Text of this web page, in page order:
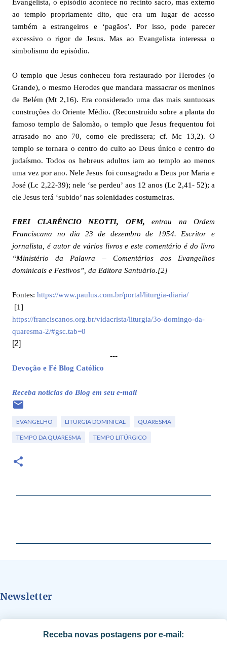
Evangelista, o episódio acontece no recinto sacro, mas externo
ao templo propriamente dito, que era um lugar de acesso
também a estrangeiros e ‘pagãos’. Por isso, pode parecer
excessivo o rigor de Jesus. Mas ao Evangelista interessa o
simbolismo do episódio.
O templo que Jesus conheceu fora restaurado por Herodes (o
Grande), o mesmo Herodes que mandara massacrar os meninos
de Belém (Mt 2,16). Era considerado uma das mais suntuosas
construções do Oriente Médio. (Reconstruído sobre a planta do
famoso templo de Salomão, o templo que Jesus frequentou foi
arrasado no ano 70, como ele predissera; cf. Mc 13,2). O
templo se tornara o centro do culto ao Deus único e centro do
judaísmo. Todos os hebreus adultos iam ao templo ao menos
uma vez por ano. Nele Jesus foi consagrado a Deus por Maria e
José (Lc 2,22-39); nele ‘se perdeu’ aos 12 anos (Lc 2,41- 52); a
ele Jesus terá ‘subido’ nas solenidades costumeiras.
FREI CLARÊNCIO NEOTTI, OFM, entrou na Ordem
Franciscana no dia 23 de dezembro de 1954. Escritor e
jornalista, é autor de vários livros e este comentário é do livro
“Ministério da Palavra – Comentários aos Evangelhos
dominicais e Festivos”, da Editora Santuário.[2]
Fontes: https://www.paulus.com.br/portal/liturgia-diaria/
[1]
https://franciscanos.org.br/vidacrista/liturgia/3o-domingo-da-
quaresma-2/#gsc.tab=0
[2]
---
Devoção e Fé Blog Católico
Receba notícias do Blog em seu e-mail
EVANGELHO LITURGIA DOMINICAL QUARESMA
TEMPO DA QUARESMA TEMPO LITÚRGICO
á
Newsletter
Receba novas postagens por e-mail: